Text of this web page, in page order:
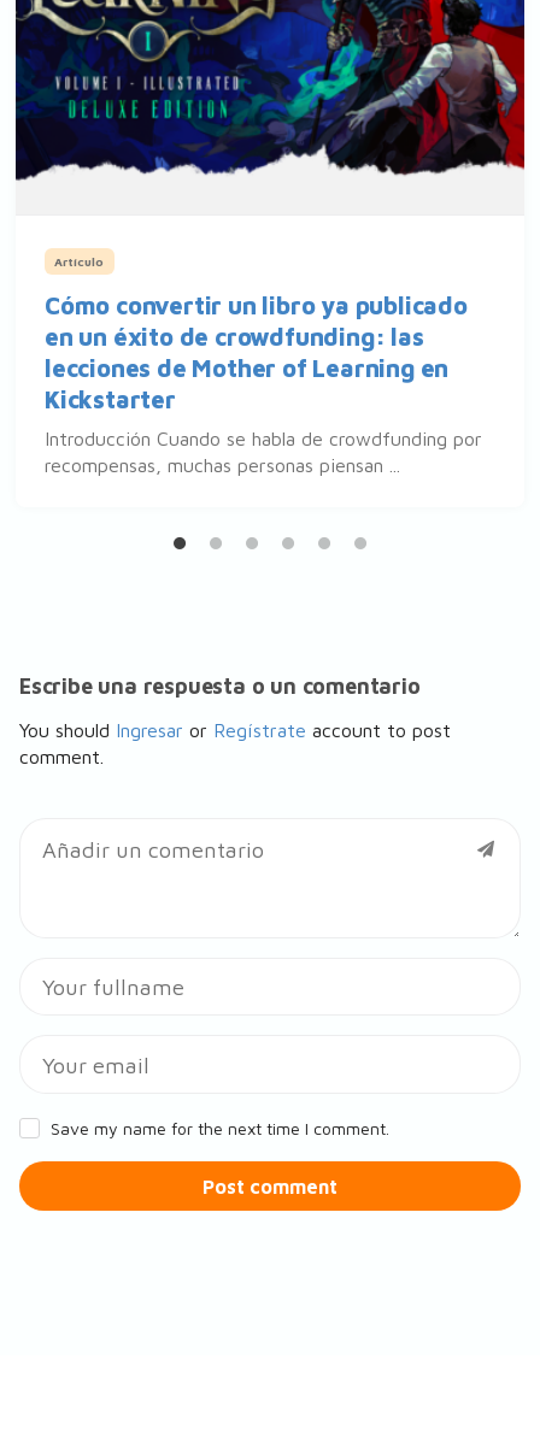
Artículo
Cómo convertir un libro ya publicado
en un éxito de crowdfunding: las
lecciones de Mother of Learning en
Kickstarter
Introducción Cuando se habla de crowdfunding por
recompensas, muchas personas piensan ...
Escribe una respuesta o un comentario
You should Ingresar or Regístrate account to post
comment.
Save my name for the next time I comment.
Post comment